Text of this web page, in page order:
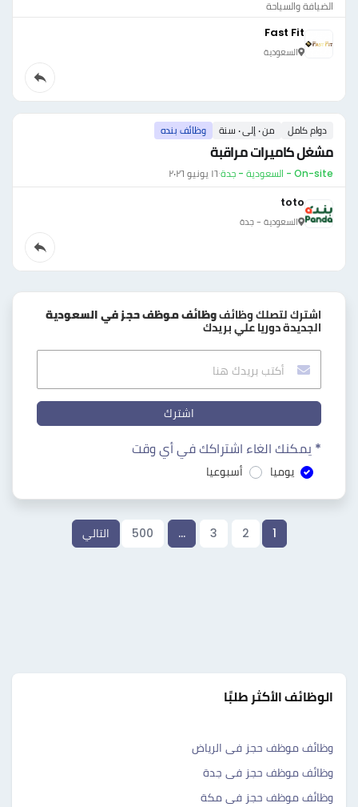
الضيافة والسياحة
Fast Fit
السعودية
دوام كامل من ٠ إلى ٠ سنة وظائف بنده
مشغل كاميرات مراقبة
On-site - السعودية - جدة ·١٦ يونيو ٢٠٢٦
toto
السعودية - جدة
اشترك لتصلك وظائفوظائف موظف حجز في السعودية
الجديدة دوريا علي بريدك
اشترك
* يمكنك الغاء اشتراكك في أي وقت
يوميا أسبوعيا
1
2
3
…
500 التالي
الوظائف الأكثر طلبًا
وظائف موظف حجز فى الرياض
وظائف موظف حجز فى جدة
وظائف موظف حجز فى مكة